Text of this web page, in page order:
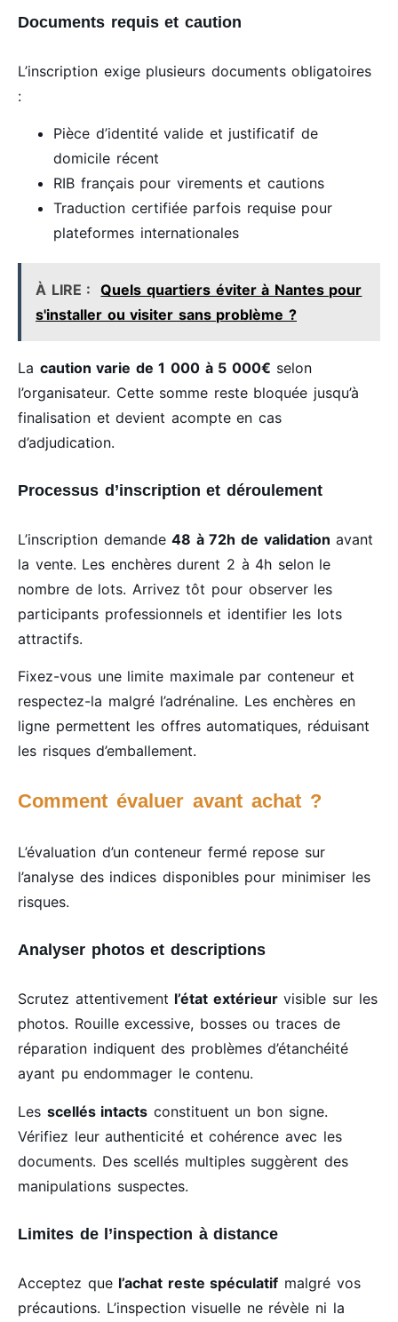
Documents requis et caution
L’inscription exige plusieurs documents obligatoires
:
Pièce d’identité valide et justificatif de
domicile récent
RIB français pour virements et cautions
Traduction certifiée parfois requise pour
plateformes internationales
À LIRE :
Quels quartiers éviter à Nantes pour
s'installer ou visiter sans problème ?
La caution varie de 1 000 à 5 000€ selon
l’organisateur. Cette somme reste bloquée jusqu’à
finalisation et devient acompte en cas
d’adjudication.
Processus d’inscription et déroulement
L’inscription demande48 à 72h de validation avant
la vente. Les enchères durent 2 à 4h selon le
nombre de lots. Arrivez tôt pour observer les
participants professionnels et identifier les lots
attractifs.
Fixez-vous une limite maximale par conteneur et
respectez-la malgré l’adrénaline. Les enchères en
ligne permettent les offres automatiques, réduisant
les risques d’emballement.
Comment évaluer avant achat ?
L’évaluation d’un conteneur fermé repose sur
l’analyse des indices disponibles pour minimiser les
risques.
Analyser photos et descriptions
Scrutez attentivement l’état extérieurvisible sur les
photos. Rouille excessive, bosses ou traces de
réparation indiquent des problèmes d’étanchéité
ayant pu endommager le contenu.
Les scellés intacts constituent un bon signe.
Vérifiez leur authenticité et cohérence avec les
documents. Des scellés multiples suggèrent des
manipulations suspectes.
Limites de l’inspection à distance
Acceptez que l’achat reste spéculatif malgré vos
précautions. L’inspection visuelle ne révèle ni la